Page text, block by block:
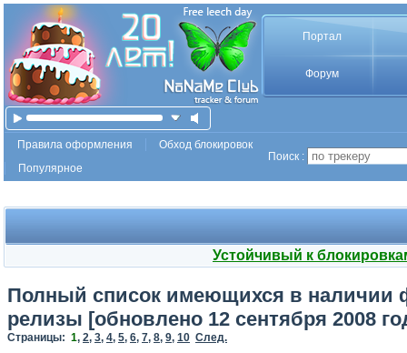
Портал
Форум
Правила оформления
Обход блокировок
Популярное
Поиск :
Устойчивый к
Полный список имеющихся в наличии
релизы [обновлено 12 сентября 2008
Страницы: 1, 2, 3, 4, 5, 6, 7, 8, 9, 10 След.